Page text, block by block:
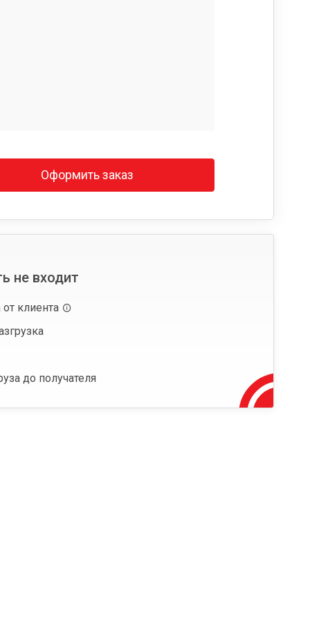
Оформить заказ
не входит
от клиента
до получателя